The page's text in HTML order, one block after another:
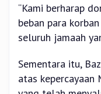
“Kami berharap
beban para
seluruh jamaah
Sementara itu,
atas kepercayaan